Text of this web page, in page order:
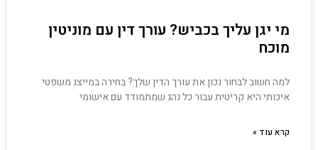
מי יגן עליך בכביש? עורך דין עם מוניטין
מוכח
למה חשוב לבחור נכון את עורך הדין שלך? בחירה במייצג משפטי
איכותי היא קריטית עבור כל נהג שמתמודד עם אישומי
קרא עוד »